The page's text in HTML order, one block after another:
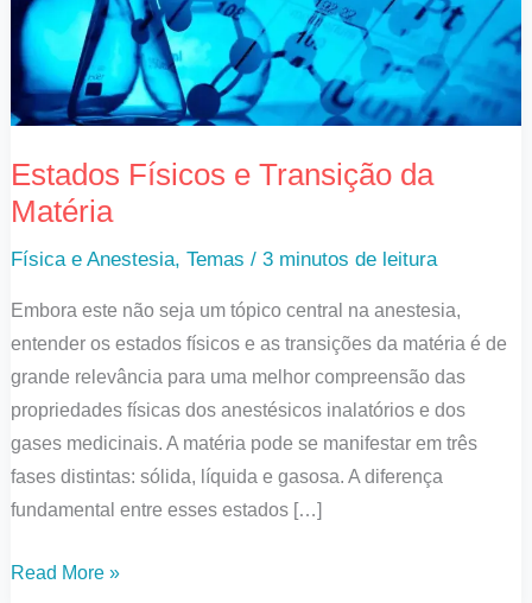
Estados Físicos e Transição da
Matéria
Física e Anestesia,Temas /3 minutos de leitura
Embora este não seja um tópico central na anestesia,
entender os estados físicos e as transições da matéria é de
grande relevância para uma melhor compreensão das
propriedades físicas dos anestésicos inalatórios e dos
gases medicinais. A matéria pode se manifestar em três
fases distintas: sólida, líquida e gasosa. A diferença
fundamental entre esses estados […]
Matéria
Read More »